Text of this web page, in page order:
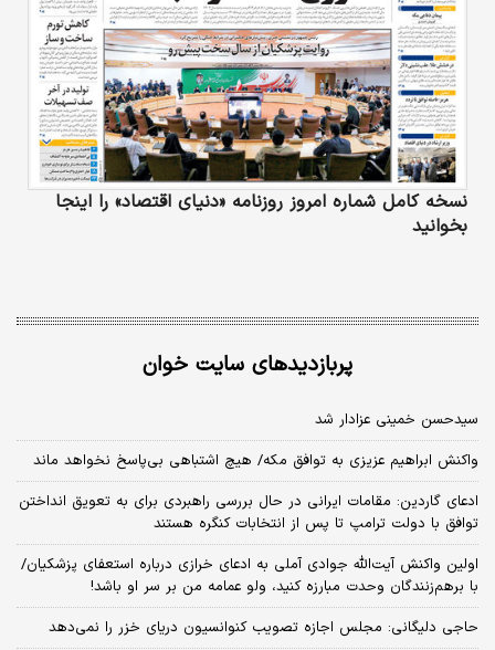
نسخه کامل شماره امروز روزنامه «دنیای‌ اقتصاد» را اینجا
بخوانید
پربازدیدهای سایت خوان
سیدحسن خمینی عزادار شد
واکنش ابراهیم عزیزی به توافق مکه/ هیچ اشتباهی بی‌پاسخ نخواهد ماند
ادعای گاردین: مقامات ایرانی در حال بررسی راهبردی برای به تعویق انداختن
توافق با دولت ترامپ تا پس از انتخابات کنگره هستند
اولین واکنش آیت‌الله جوادی آملی به ادعای خرازی درباره استعفای پزشکیان/
با برهم‌زنندگان وحدت مبارزه کنید، ولو عمامه من بر سر او باشد!
حاجی دلیگانی: مجلس اجازه تصویب کنوانسیون دریای خزر را نمی‌دهد